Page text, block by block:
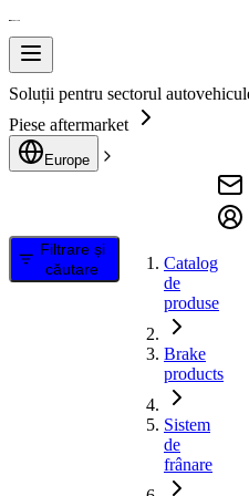
Soluții pentru sectorul
Piese aftermarket
Europe
Filtrare și
căutare
Catalog
de
produse
Brake
products
Sistem
de
frânare